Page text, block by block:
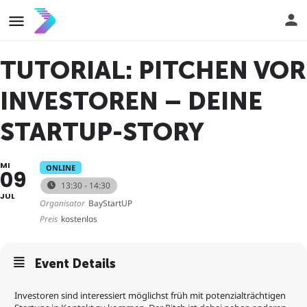
TUTORIAL: PITCHEN VOR
INVESTOREN – DEINE
STARTUP-STORY
MI
09
JUL
ONLINE
13:30 - 14:30
Organisator BayStartUP
Preis kostenlos
Event Details
Investoren sind interessiert möglichst früh mit potenzialträchtigen